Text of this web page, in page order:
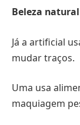
Beleza
Já a artificial
mudar traços.
Uma usa
maquiagem